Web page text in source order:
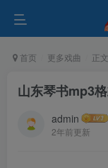
首页 更多戏曲 正文
山东琴书mp3
admin
2年前更新